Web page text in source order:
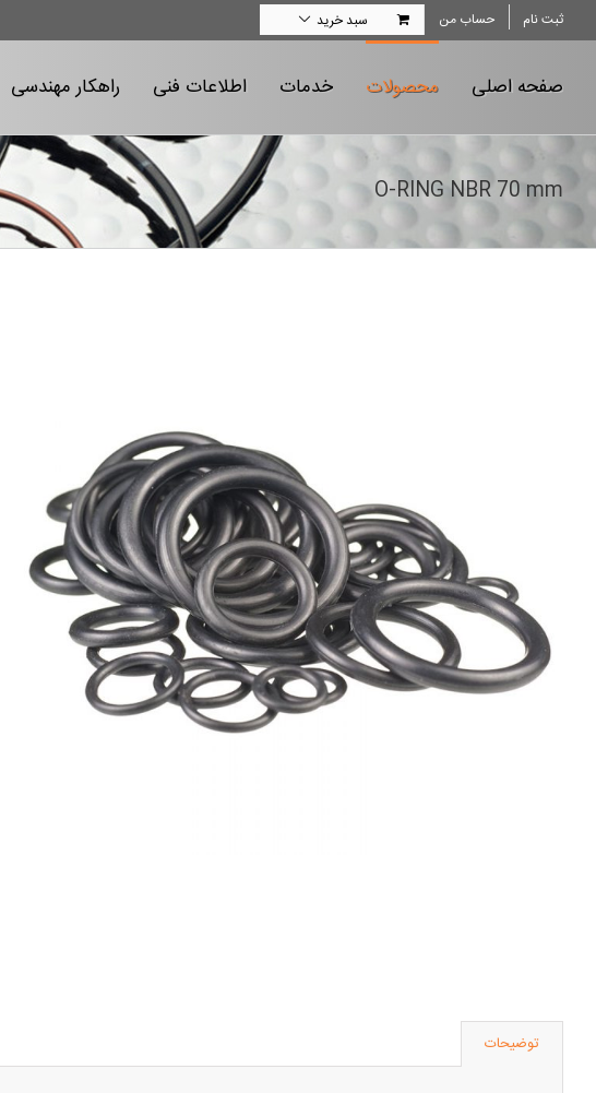
ثبت نام حساب من سبد خرید
صفحه اصلی محصولات خدمات اطلاعات فنی راهکار مهندسی
O-RING NBR 70 mm
توضیحات